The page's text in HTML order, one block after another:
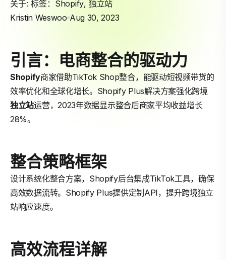
关于: 标签： Shopify, 独立站
Kristin Weswoo Aug 30, 2023
引言：电商整合的驱动力
Shopify商家借助TikTok Shop整合，能驱动短视频带货的
效率优化和全球化增长。Shopify Plus解决方案强化跨境
独立站运营，2023年数据显示整合后商家平均收益增长
28%。
整合策略框架
设计系统化整合方案，Shopify后台集成TikTok工具，确保
高效数据流转。Shopify Plus提供定制API，提升跨境独立
站响应速度。
高效流程详解